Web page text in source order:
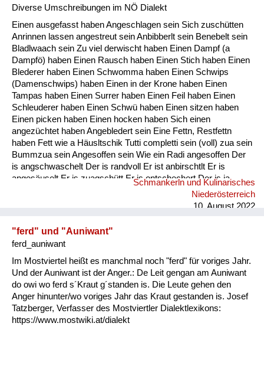
Natur und Landwirtschaft
Fluchen und Reden
Mensch, Tier und Alltag
Schmankerln und
Kulinarisches
Diverse Umschreibungen im NÖ Dialekt
Einen ausgefasst haben Angeschlagen sein Sich zuschütten
Anrinnen lassen angestreut sein Anbibberlt sein Benebelt sein
Bladlwaach sein Zu viel derwischt haben Einen Dampf (a
Dampfö) haben Einen Rausch haben Einen Stich haben Einen
Blederer haben Einen Schwomma haben Einen Schwips
(Damenschwips) haben Einen in der Krone haben Einen
Tampas haben Einen Surrer haben Einen Feil haben Einen
Schleuderer haben Einen Schwü haben Einen sitzen haben
Einen picken haben Einen hocken haben Sich einen
angezüchtet haben Angebledert sein Eine Fettn, Restfettn
haben Fett wie a Häusltschik Tutti completti sein (voll) zua sein
Bummzua sein Angesoffen sein Wie ein Radi angesoffen Der
is angschwaschelt Der is randvoll Er ist anbirschtlt Er is
angesäuselt Er is zuagschütt Er is ontschechert Der is ja
schon gaunz steif Der is steif (steifer Blick) Fett wie ein
Radierer Blunzenfett sein Angefüllt sein abgefüllt sein
Schmankerln und Kulinarisches
Niederösterreich
10. August 2022
"ferd" und "Auniwant"
ferd_auniwant
Im Mostviertel heißt es manchmal noch "ferd" für voriges Jahr.
Und der Auniwant ist der Anger.: De Leit gengan am Auniwant
do owi wo ferd s´Kraut g´standen is. Die Leute gehen den
Anger hinunter/wo voriges Jahr das Kraut gestanden is. Josef
Tatzberger, Verfasser des Mostviertler Dialektlexikons:
https://www.mostwiki.at/dialekt